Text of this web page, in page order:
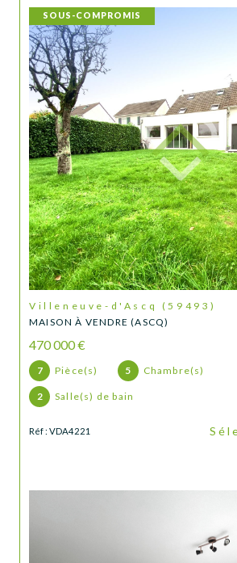
SOUS-COMPROMIS
Villeneuve-d'Ascq (59493)
MAISON À VENDRE (ASCQ)
470 000 €
7 Pièce(s) 5 Chambre(s)
2 Salle(s) de bain
Réf : VDA4221